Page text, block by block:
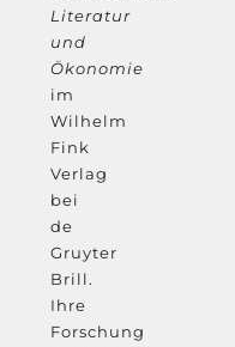
Literatur
und
Ökonomie
im
Wilhelm
Fink
Verlag
bei
de
Gruyter
Brill.
Ihre
Forschung